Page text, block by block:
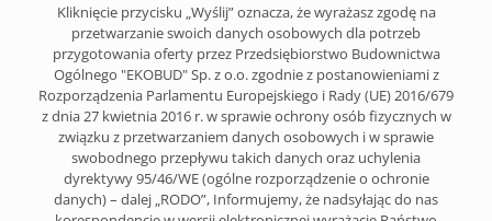
Kliknięcie przycisku „Wyślij” oznacza, że wyrażasz zgodę na
przetwarzanie swoich danych osobowych dla potrzeb
przygotowania oferty przez Przedsiębiorstwo Budownictwa
Ogólnego "EKOBUD" Sp. z o.o. zgodnie z postanowieniami z
Rozporządzenia Parlamentu Europejskiego i Rady (UE) 2016/679
z dnia 27 kwietnia 2016 r. w sprawie ochrony osób fizycznych w
związku z przetwarzaniem danych osobowych i w sprawie
swobodnego przepływu takich danych oraz uchylenia
dyrektywy 95/46/WE (ogólne rozporządzenie o ochronie
danych) – dalej „RODO”, Informujemy, że nadsyłając do nas